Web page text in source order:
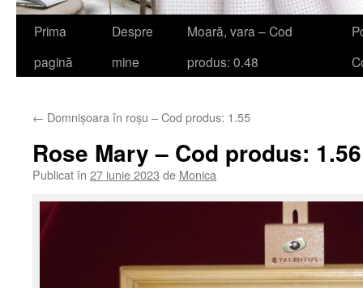
Sari
Prima
pagină
Despre
mine
Moară, vara – Cod
produs: 0.48
← Domnișoara în roșu – Cod produs: 1.55
Rose Mary – Cod produs: 1.56
Publicat în 27 iunie 2023 de Monica